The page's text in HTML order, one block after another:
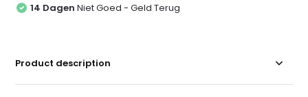
14 Dagen Niet Goed - Geld Terug
Product description